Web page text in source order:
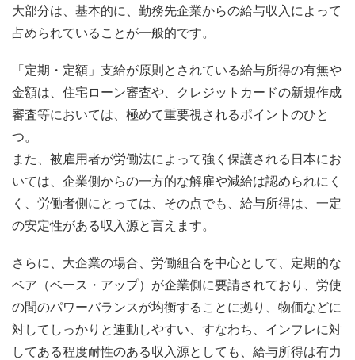
大部分は、基本的に、勤務先企業からの給与収入によって
占められていることが一般的です。
「定期・定額」支給が原則とされている給与所得の有無や
金額は、住宅ローン審査や、クレジットカードの新規作成
審査等においては、極めて重要視されるポイントのひと
つ。
また、被雇用者が労働法によって強く保護される日本にお
いては、企業側からの一方的な解雇や減給は認められにく
く、労働者側にとっては、その点でも、給与所得は、一定
の安定性がある収入源と言えます。
さらに、大企業の場合、労働組合を中心として、定期的な
ベア（ベース・アップ）が企業側に要請されており、労使
の間のパワーバランスが均衡することに拠り、物価などに
対してしっかりと連動しやすい、すなわち、インフレに対
してある程度耐性のある収入源としても、給与所得は有力